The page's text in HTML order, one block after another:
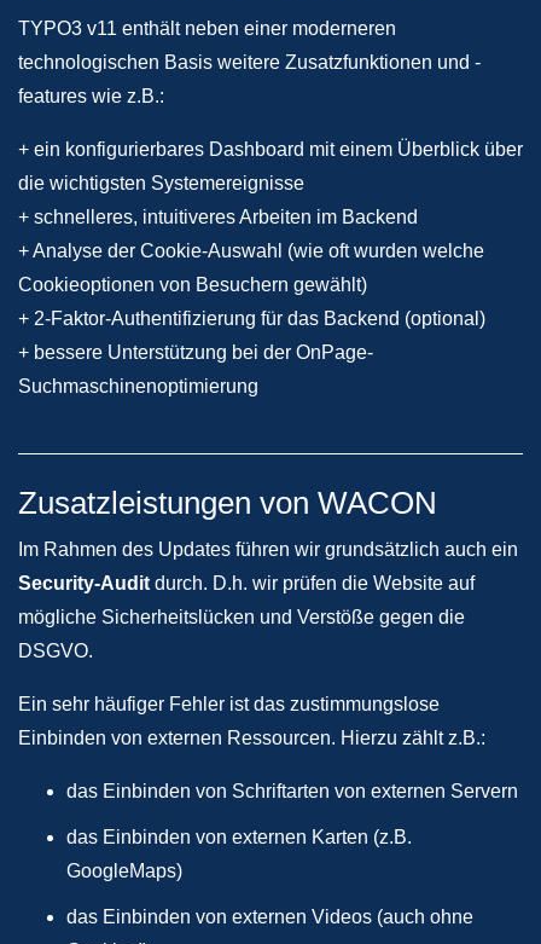
TYPO3 v11 enthält neben einer moderneren
technologischen Basis weitere Zusatzfunktionen und -
features wie z.B.:
+ ein konfigurierbares Dashboard mit einem Überblick über
die wichtigsten Systemereignisse
+ schnelleres, intuitiveres Arbeiten im Backend
+ Analyse der Cookie-Auswahl (wie oft wurden welche
Cookieoptionen von Besuchern gewählt)
+ 2-Faktor-Authentifizierung für das Backend (optional)
+ bessere Unterstützung bei der OnPage-
Suchmaschinenoptimierung
Zusatzleistungen von WACON
Im Rahmen des Updates führen wir grundsätzlich auch ein
Security-Audit durch. D.h. wir prüfen die Website auf
mögliche Sicherheitslücken und Verstöße gegen die
DSGVO.
Ein sehr häufiger Fehler ist das zustimmungslose
Einbinden von externen Ressourcen. Hierzu zählt z.B.:
das Einbinden von Schriftarten von externen Servern
das Einbinden von externen Karten (z.B.
GoogleMaps)
das Einbinden von externen Videos (auch ohne